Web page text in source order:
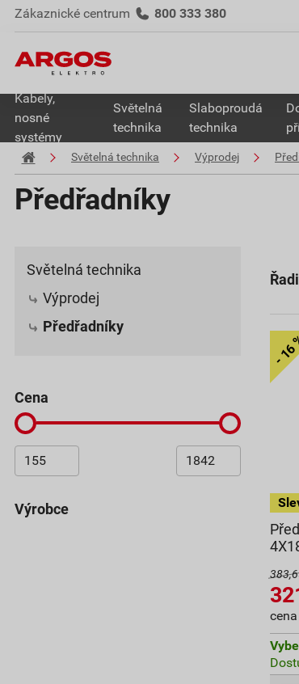
Zákaznické centrum 800 333 380
Kabely,
nosné
systémy
Světelná
technika
Slaboproudá
technika
Světelná technika Výprodej
Předřadníky
Světelná technika
Výprodej
Předřadníky
Výrobce
cena